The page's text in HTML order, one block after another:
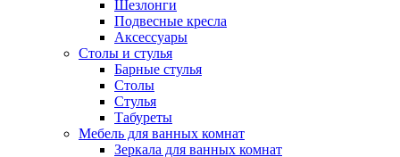
Шезлонги
Подвесные кресла
Аксессуары
Столы и стулья
Барные стулья
Столы
Стулья
Табуреты
Мебель для ванных комнат
Зеркала для ванных комнат